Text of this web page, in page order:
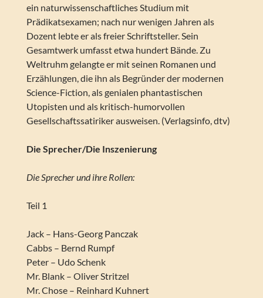
ein naturwissenschaftliches Studium mit
Prädikatsexamen; nach nur wenigen Jahren als
Dozent lebte er als freier Schriftsteller. Sein
Gesamtwerk umfasst etwa hundert Bände. Zu
Weltruhm gelangte er mit seinen Romanen und
Erzählungen, die ihn als Begründer der modernen
Science-Fiction, als genialen phantastischen
Utopisten und als kritisch-humorvollen
Gesellschaftssatiriker ausweisen. (Verlagsinfo, dtv)
Die Sprecher/Die Inszenierung
Die Sprecher und ihre Rollen:
Teil 1
Jack – Hans-Georg Panczak
Cabbs – Bernd Rumpf
Peter – Udo Schenk
Mr. Blank – Oliver Stritzel
Mr. Chose – Reinhard Kuhnert